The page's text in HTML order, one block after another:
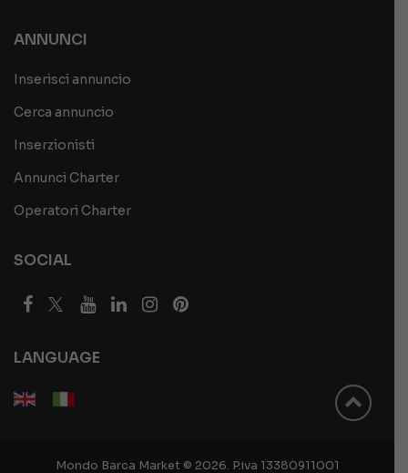
ANNUNCI
Inserisci annuncio
Cerca annuncio
Inserzionisti
Annunci Charter
Operatori Charter
SOCIAL
LANGUAGE
Mondo Barca Market © 2026. P.iva 13380911001